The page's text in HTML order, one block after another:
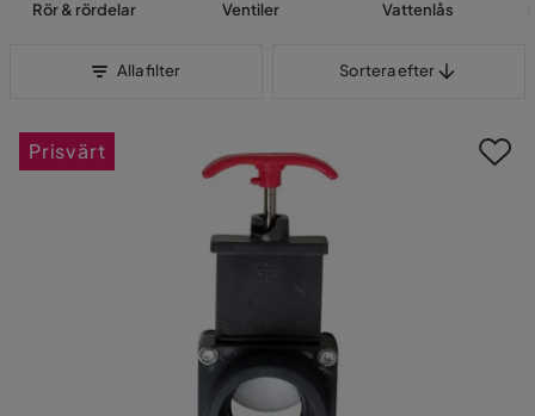
Rör & rördelar Ventiler Vattenlås
Alla filter Sortera efter
Prisvärt